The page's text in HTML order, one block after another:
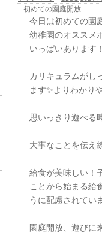
初めての園庭開放
今日は初めての園
幼稚園のオススメ
いっぱいあります
カリキュラムがし
ます✨よりわかり
思いっきり遊べる
大事なことを伝え
給食が美味しい！
ことから始まる給
うに配慮されてい
園庭開放、遊びに